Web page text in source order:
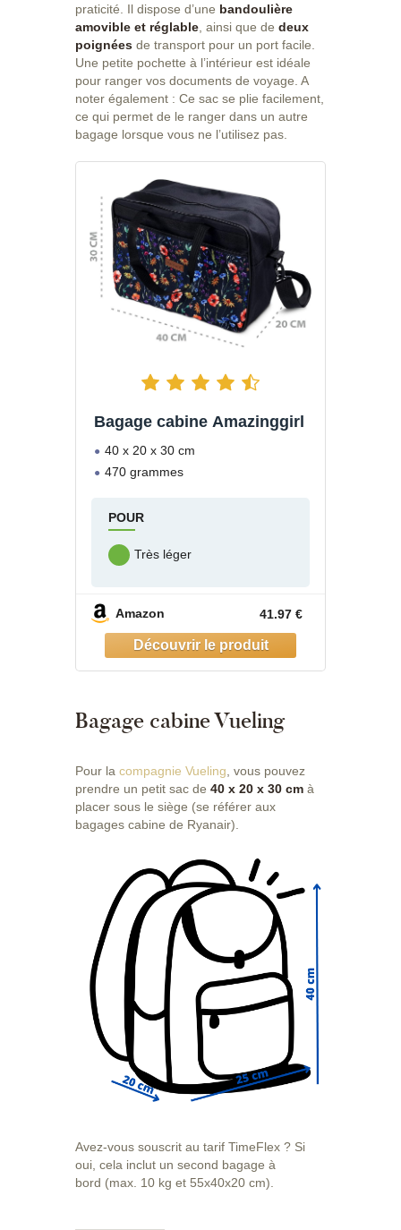
praticité. Il dispose d’une bandoulière
amovible et réglable, ainsi que de deux
poignées de transport pour un port facile.
Une petite pochette à l’intérieur est idéale
pour ranger vos documents de voyage. A
noter également : Ce sac se plie facilement,
ce qui permet de le ranger dans un autre
bagage lorsque vous ne l’utilisez pas.
Bagage cabine Amazinggirl
40 x 20 x 30 cm
470 grammes
POUR
Très léger
Amazon 41.97 €
Bagage cabine Vueling
Pour la compagnie Vueling, vous pouvez
prendre un petit sac de 40 x 20 x 30 cm à
placer sous le siège (se référer aux
bagages cabine de Ryanair).
Avez-vous souscrit au tarif TimeFlex ? Si
oui, cela inclut un second bagage à
bord (max. 10 kg et 55x40x20 cm).